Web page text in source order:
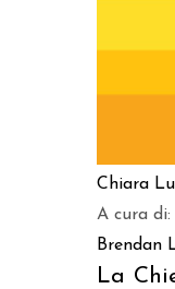
Chiara
A cura di:
Brendan
La